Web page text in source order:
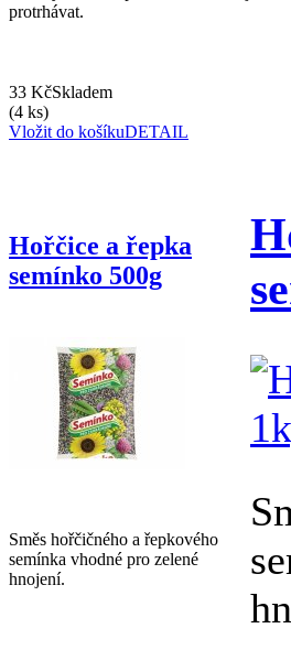
protrhávat.
33 KčSkladem
(4 ks)
Vložit do košíkuDETAIL
Hořčice a řepka
semínko 500g
Směs hořčičného a řepkového
semínka vhodné pro zelené
hnojení.